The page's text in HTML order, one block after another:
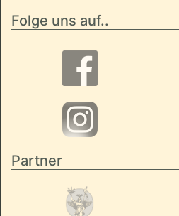
Folge uns auf..
Partner